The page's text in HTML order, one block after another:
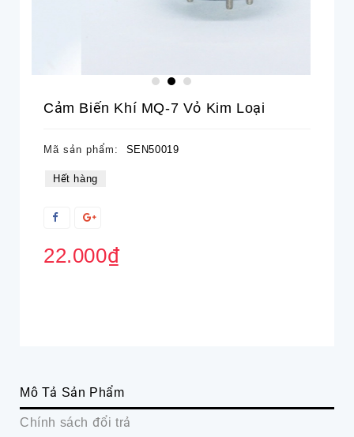
Cảm Biến Khí MQ-7 Vỏ Kim Loại
Mã sản phẩm: SEN50019
Hết hàng
22.000₫
Mô Tả Sản Phẩm
Chính sách đổi trả